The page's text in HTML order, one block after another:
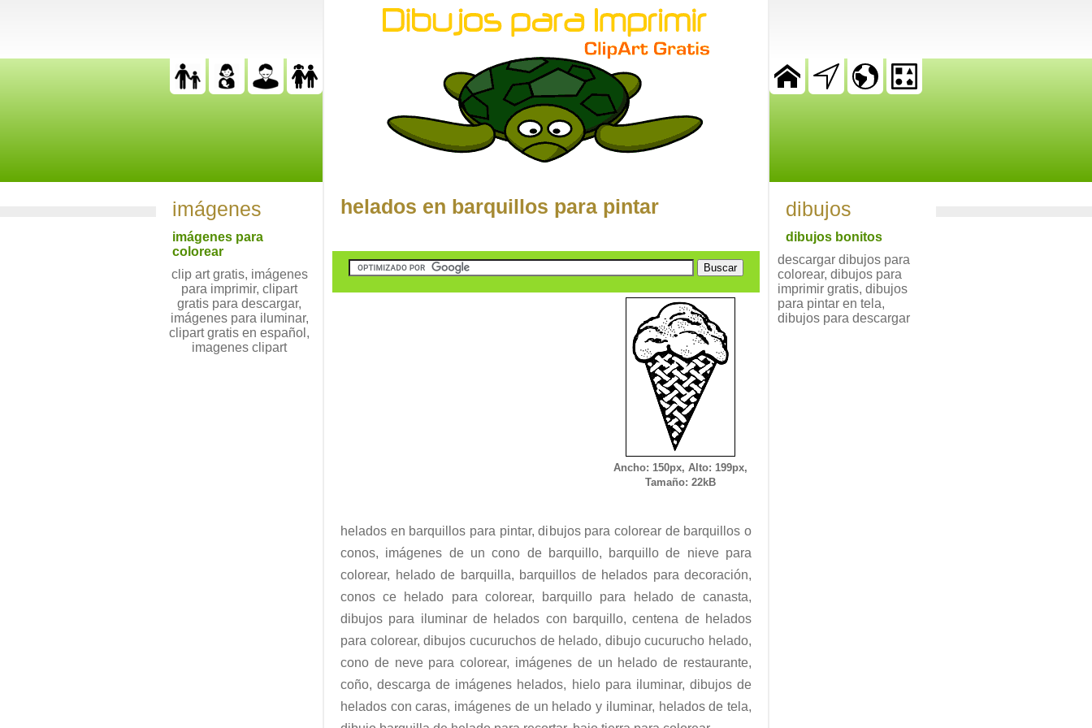
helados en barquillos para pintar
Ancho: 150px, Alto: 199px,
Tamaño: 22kB
helados en barquillos para pintar, dibujos para colorear de barquillos o
conos, imágenes de un cono de barquillo, barquillo de nieve para
colorear, helado de barquilla, barquillos de helados para decoración,
conos ce helado para colorear, barquillo para helado de canasta,
dibujos para iluminar de helados con barquillo, centena de helados
para colorear, dibujos cucuruchos de helado, dibujo cucurucho helado,
cono de neve para colorear, imágenes de un helado de restaurante,
coño, descarga de imágenes helados, hielo para iluminar, dibujos de
helados con caras, imágenes de un helado y iluminar, helados de tela,
imágenes
imágenes para
colorear
clip art gratis, imágenes
para imprimir, clipart
gratis para descargar,
imágenes para iluminar,
clipart gratis en español,
imagenes clipart
dibujos
dibujos bonitos
descargar dibujos para
colorear, dibujos para
imprimir gratis, dibujos
para pintar en tela,
dibujos para descargar